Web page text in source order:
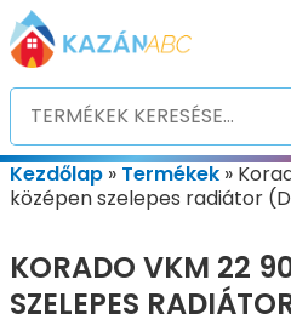
Kezdőlap » Termékek »
középen szelepes radiátor
KORADO VKM 22
SZELEPES